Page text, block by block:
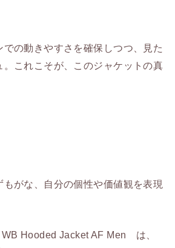
での動きやすさを確保しつつ、見た
。これこそが、このジャケットの真
もがな、自分の個性や価値観を表現
Hooded Jacket AF Men は、